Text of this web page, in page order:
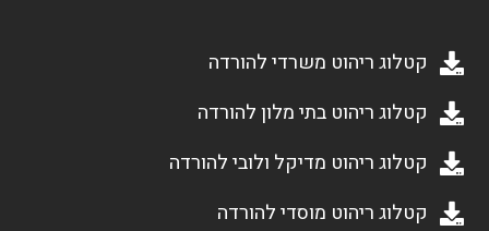
קטלוג ריהוט משרדי להורדה
קטלוג ריהוט בתי מלון להורדה
קטלוג ריהוט מדיקל ולובי להורדה
קטלוג ריהוט מוסדי להורדה